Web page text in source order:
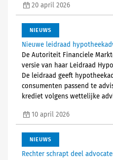
20 april 2026
NIEUWS
Nieuwe leidraad
De Autoriteit Financiele
versie van haar Leidraad
De leidraad geeft
consumenten passend te
krediet volgens wettelijke
10 april 2026
NIEUWS
Rechter schrapt deel